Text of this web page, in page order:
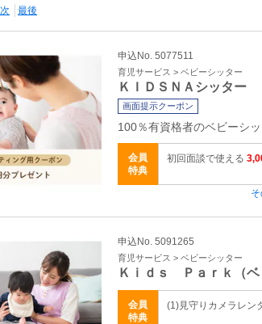
次 最後
申込No. 5077511
育児サービス > ベビーシッター
ＫＩＤＳＮＡシッター
画面提示クーポン
100％有資格者のベビーシ
会員
特典
初回面談で使える
申込No. 5091265
育児サービス > ベビーシッター
Ｋｉｄｓ Ｐａｒｋ（ベ
会員
特典
(1)見守りカメラレン